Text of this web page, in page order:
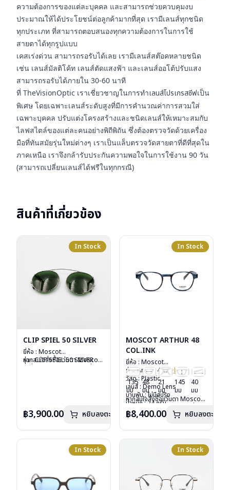
ความต้องการของแต่ละบุคคล และสามารถช่วยควบคุมงบ
ประมาณให้ได้ประโยชน์ต่อลูกค้ามากที่สุด เรามีเลนส์ทุกชนิด
ทุกประเภท ที่สามารถตอบสนองทุกความต้องการในการใช้
สายตาได้ทุกรูปแบบ
เคสเร่งด่วน สามารถรอรับได้เลย เรามีเลนส์สต๊อคหลายชนิด
เช่น เลนส์มัลติโค้ท เลนส์ตัดแสงฟ้า และเลนส์ออโต้ปรับแสง
สามารถรอรับได้ภายใน 30-60 นาที
ที่ TheVisionOptic เราเชี่ยวชาญในการทำเลนส์โปรเกรสซีฟเป็น
พิเศษ โดยเฉพาะเลนส์ระดับสูงที่มีการคำนวณค่าการสวมใส่
เฉพาะบุคคล ปรับแต่งโครงสร้างและชนิดเลนส์ให้เหมาะสมกับ
ไลฟสไตล์ของแต่ละคนอย่างพิถีพิถัน ซึ่งต้องตรวจวัดด้วยเครื่อง
มือที่ทันสมัยรุ่นใหม่ต่างๆ เราเป็นแล็บตรวจวัดสายตาที่ดีที่สุดใน
ภาคเหนือ เราจึงกล้ารับประกันความพอใจในการใช้งาน 90 วัน
(สามารถเปลี่ยนเลนส์ได้ฟรีในทุกกรณี)
สินค้าที่เกี่ยวข้อง
In Stock
CLIP SPIEL 50 SILVER
ยี่ห้อ : Moscot
รุ่น : CLIP SPIEL 50 SILVER
การรับประกัน : 1 ปี
หากสนใจสั่งชื้อแว่นตา Moscot
฿3,900.00 หยิบลงตะกร้า
In Stock
MOSCOT ARTHUR 48
COL.INK
ยี่ห้อ : Moscot
รุ่น : Arthur 48Col.ink
วัสดุ : Plastic
เลนส์ : Demo Lens
บานพับ : ไม่มีสปริง
น้ำหนัก : 24 กรัม
อุปกรณ์ : กล่องแว่น, กล่อง
กระดาษ, ผ้าเช็ดแว่น
การรับประกัน : 1 ปี
135
มม
48
มม
21
มม
145
มม
40
มม
หากสนใจสั่งชื้อแว่นตา Moscot
ลงไว้กรุณาติดต่อเราคลิก
฿8,400.00 หยิบลงตะกร้า
In Stock In Stock